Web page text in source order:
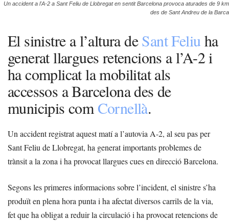
Un accident a l'A-2 a Sant Feliu de Llobregat en sentit Barcelona provoca aturades de 9 km
des de Sant Andreu de la Barca
El sinistre a l’altura deSant Feliu ha
generat llargues retencions a l’A-2 i
ha complicat la mobilitat als
accessos a Barcelona des de
municipis com Cornellà.
Un accident registrat aquest matí a l’autovia A-2, al seu pas per
Sant Feliu de Llobregat, ha generat importants problemes de
trànsit a la zona i ha provocat llargues cues en direcció Barcelona.
Segons les primeres informacions sobre l’incident, el sinistre s’ha
produït en plena hora punta i ha afectat diversos carrils de la via,
fet que ha obligat a reduir la circulació i ha provocat retencions de